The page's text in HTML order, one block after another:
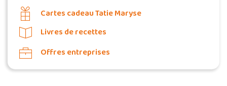
Cartes cadeau Tatie Maryse
Livres de recettes
Offres entreprises